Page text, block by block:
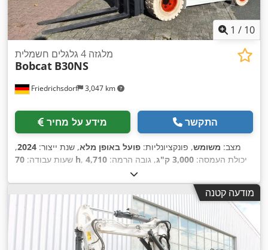
1 / 10
Friedrichsdorf 3,047 km
מלגזה 4 גלגלים חשמלית
Bobcat B30NS
מידע על מחיר התקשר
מצב: משומש, פונקציונליות: פועל באופן מלא, שנת ייצור: 2024
,
שעות עבודה: 70 h , יכולת העמסה: 3,000 ק"ג , גובה הרמה: 4,710
1,475 מ"מ
טריפלקס, גובה בנייה:2,145 מ"מ , כוח:16 קילוואט (21.75 כ"ס)
,
רוחב מסגרת המזלג:
עצמי:4,850 ק"ג , אורך כולל:2,520 מ"מ
, רוחב
בנייה:
מודעה קטנה